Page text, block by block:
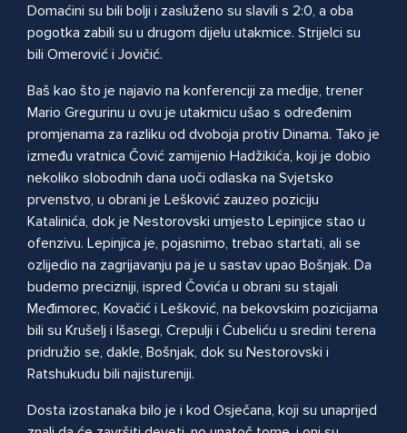
Domaćini su bili bolji i zasluženo su slavili s 2:0, a oba
pogotka zabili su u drugom dijelu utakmice. Strijelci su
bili Omerović i Jovičić.
Baš kao što je najavio na konferenciji za medije, trener
Mario Gregurinu u ovu je utakmicu ušao s određenim
promjenama za razliku od dvoboja protiv Dinama. Tako je
između vratnica Čović zamijenio Hadžikića, koji je dobio
nekoliko slobodnih dana uoči odlaska na Svjetsko
prvenstvo, u obrani je Lešković zauzeo poziciju
Katalinića, dok je Nestorovski umjesto Lepinjice stao u
ofenzivu. Lepinjica je, pojasnimo, trebao startati, ali se
ozlijedio na zagrijavanju pa je u sastav upao Bošnjak. Da
budemo precizniji, ispred Čovića u obrani su stajali
Međimorec, Kovačić i Lešković, na bekovskim pozicijama
bili su Krušelj i Išasegi, Crepulji i Ćubeliću u sredini terena
pridružio se, dakle, Bošnjak, dok su Nestorovski i
Ratshukudu bili najistureniji.
Dosta izostanaka bilo je i kod Osječana, koji su unaprijed